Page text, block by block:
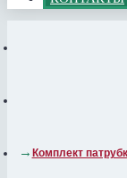
Комплект